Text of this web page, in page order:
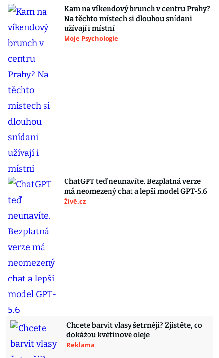
Kam na víkendový brunch v centru Prahy?
Na těchto místech si dlouhou snídani
užívají i místní
Moje Psychologie
ChatGPT teď neunavíte. Bezplatná verze
má neomezený chat a lepší model GPT-5.6
Živě.cz
Chcete barvit vlasy šetrněji? Zjistěte, co
dokážou květinové oleje
Reklama